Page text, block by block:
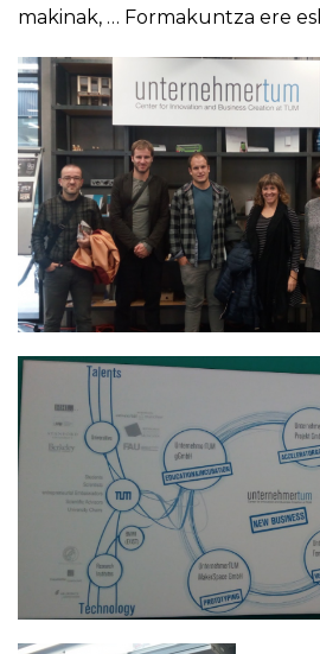
makinak, … Formakuntza ere